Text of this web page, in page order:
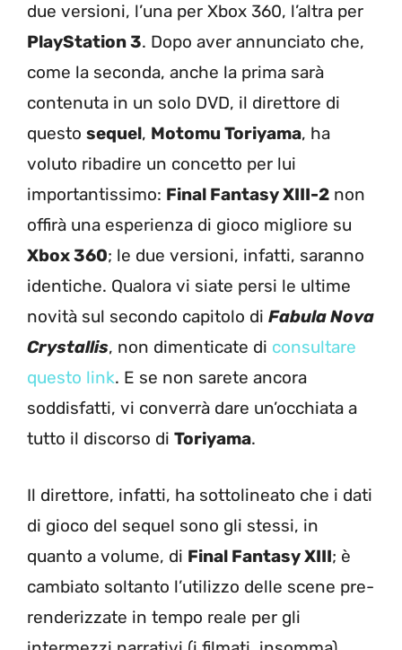
due versioni, l’una per Xbox 360, l’altra per
PlayStation 3. Dopo aver annunciato che,
come la seconda, anche la prima sarà
contenuta in un solo DVD, il direttore di
questo sequel, Motomu Toriyama, ha
voluto ribadire un concetto per lui
importantissimo: Final Fantasy XIII-2 non
offirà una esperienza di gioco migliore su
Xbox 360; le due versioni, infatti, saranno
identiche. Qualora vi siate persi le ultime
novità sul secondo capitolo di Fabula Nova
Crystallis, non dimenticate di consultare
questo link. E se non sarete ancora
soddisfatti, vi converrà dare un’occhiata a
tutto il discorso di Toriyama.
Il direttore, infatti, ha sottolineato che i dati
di gioco del sequel sono gli stessi, in
quanto a volume, di Final Fantasy XIII; è
cambiato soltanto l’utilizzo delle scene pre-
renderizzate in tempo reale per gli